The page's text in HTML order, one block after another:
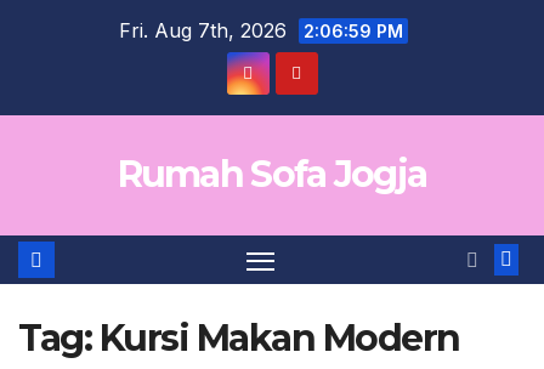
Fri. Aug 7th, 2026 2:06:59 PM
Rumah Sofa Jogja
Tag: Kursi Makan Modern